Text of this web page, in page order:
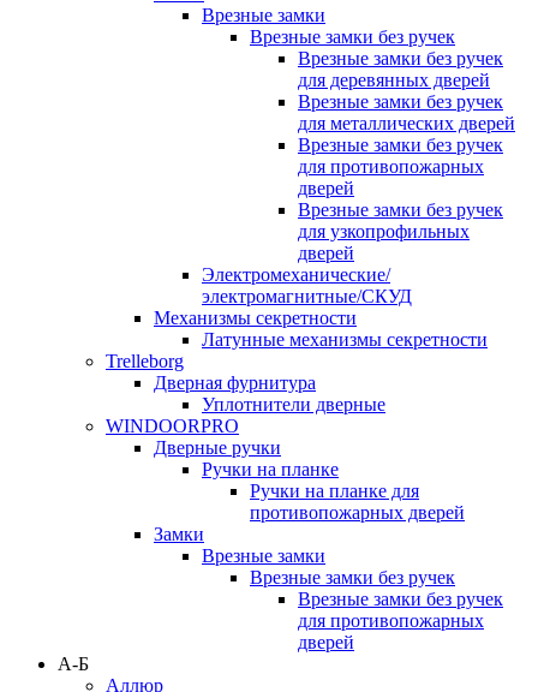
Врезные замки
Врезные замки без ручек
Врезные замки без ручек
для деревянных дверей
Врезные замки без ручек
для металлических дверей
Врезные замки без ручек
для противопожарных
дверей
Врезные замки без ручек
для узкопрофильных
дверей
Электромеханические/
электромагнитные/СКУД
Механизмы секретности
Латунные механизмы секретности
Trelleborg
Дверная фурнитура
Уплотнители дверные
WINDOORPRO
Дверные ручки
Ручки на планке
Ручки на планке для
противопожарных дверей
Замки
Врезные замки
Врезные замки без ручек
Врезные замки без ручек
для противопожарных
дверей
А-Б
Аллюр